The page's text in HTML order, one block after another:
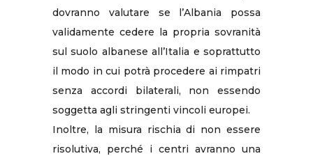
dovranno valutare se l’Albania possa
validamente cedere la propria sovranità
sul suolo albanese all’Italia e soprattutto
il modo in cui potrà procedere ai rimpatri
senza accordi bilaterali, non essendo
soggetta agli stringenti vincoli europei.
Inoltre, la misura rischia di non essere
risolutiva, perché i centri avranno una